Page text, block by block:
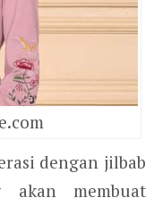
dengan jilbab
membuat